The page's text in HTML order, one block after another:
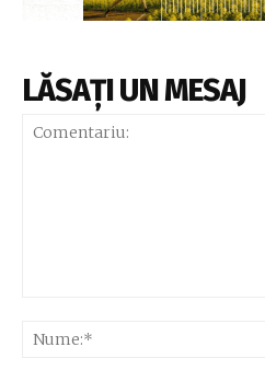
LĂSAȚI UN MESAJ